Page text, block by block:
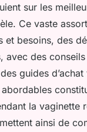
sur les
Ce vaste
et besoins, des
avec des conseils
guides
la vaginette
ainsi de